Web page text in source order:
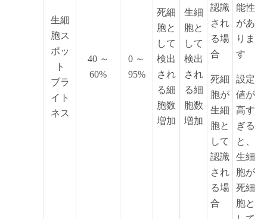
生細
胞ス
ポッ
ト
ブラ
イト
ネス
40 ～
60%
0 ～
95%
死細
胞と
して
検出
され
る細
胞数
増加
生細
胞と
して
検出
され
る細
胞数
増加
認識
され
る場
合
死細
胞が
生細
胞と
して
認識
され
る場
合
能性
があ
りま
す
設定
値が
高す
ぎる
と、
生細
胞が
死細
胞と